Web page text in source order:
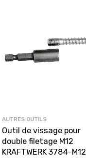
AUTRES OUTILS
Outil de vissage pour
double filetage M12
KRAFTWERK 3784-M12